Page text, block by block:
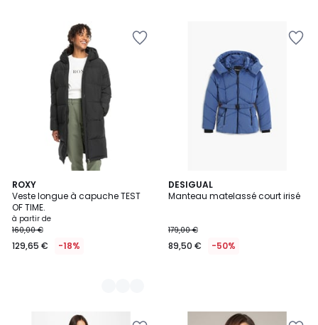
ROXY
Veste longue à capuche TEST
OF TIME.
à partir de
160,00 €
129,65 € -18%
2
Couleurs
DESIGUAL
Manteau matelassé court irisé
179,00 €
89,50 € -50%